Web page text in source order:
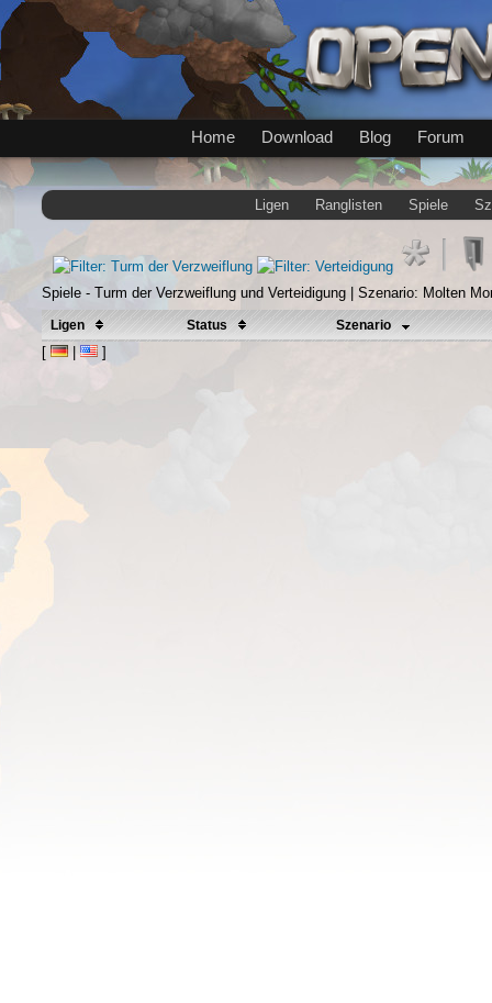
Home Download Blog Forum
Ligen Ranglisten Spiele
Spiele - Turm der Verzweiflung und Verteidigung | Szenario: Molten
Ligen Status Szenario
[ | ]